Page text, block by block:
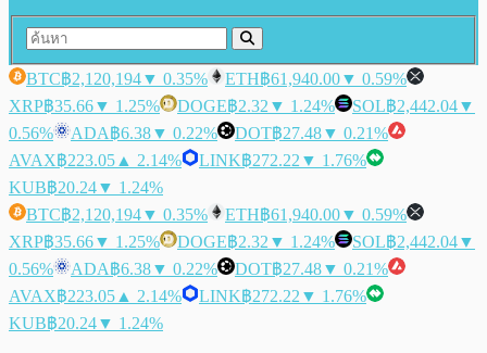
BTC฿2,120,194▼ 0.35% ETH฿61,940.00▼ 0.59%
XRP฿35.66▼ 1.25% DOGE฿2.32 ▼ 1.24% SOL฿2,442.04▼
0.56%
ADA฿6.38▼ 0.22% DOT฿27.48▼ 0.21%
AVAX฿223.05 ▲ 2.14% LINK฿272.22 ▼ 1.76%
KUB฿20.24▼ 1.24%
BTC฿2,120,194▼ 0.35% ETH฿61,940.00▼ 0.59%
XRP฿35.66▼ 1.25% DOGE฿2.32 ▼ 1.24% SOL฿2,442.04▼
0.56%
ADA฿6.38▼ 0.22% DOT฿27.48▼ 0.21%
AVAX฿223.05 ▲ 2.14% LINK฿272.22 ▼ 1.76%
KUB฿20.24▼ 1.24%